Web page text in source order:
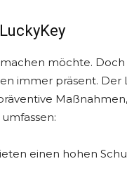
möchte. Doch
immer präsent. Der
einen hohen